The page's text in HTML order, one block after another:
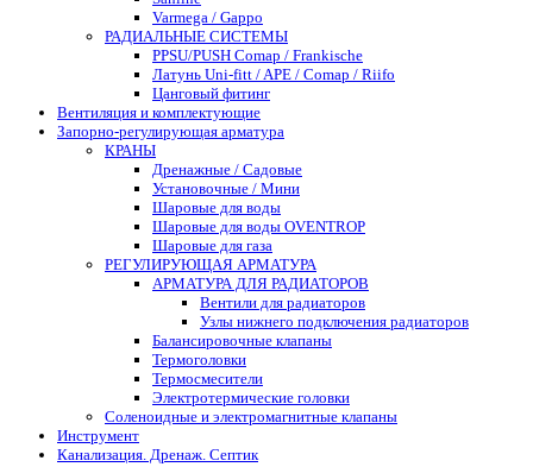
Varmega / Gappo
РАДИАЛЬНЫЕ СИСТЕМЫ
PPSU/PUSH Comap / Frankische
Латунь Uni-fitt / APE / Comap / Riifo
Цанговый фитинг
Вентиляция и комплектующие
Запорно-регулирующая арматура
КРАНЫ
Дренажные / Садовые
Установочные / Мини
Шаровые для воды
Шаровые для воды OVENTROP
Шаровые для газа
РЕГУЛИРУЮЩАЯ АРМАТУРА
АРМАТУРА ДЛЯ РАДИАТОРОВ
Вентили для радиаторов
Узлы нижнего подключения радиаторов
Балансировочные клапаны
Термоголовки
Термосмесители
Электротермические головки
Соленоидные и электромагнитные клапаны
Инструмент
Канализация. Дренаж. Септик